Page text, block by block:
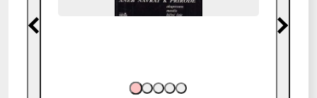
Předchozí Další